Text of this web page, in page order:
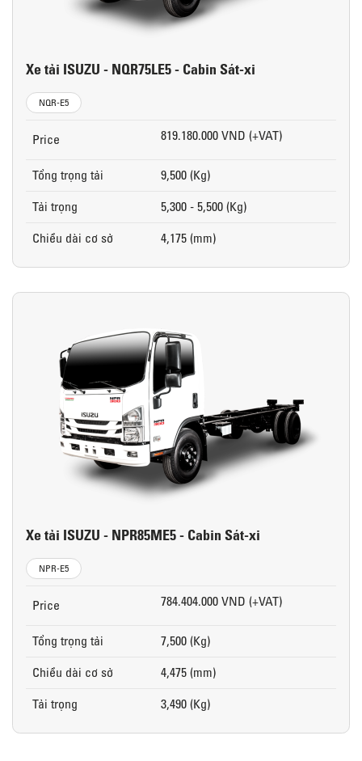
Xe tải ISUZU - NQR75LE5 - Cabin Sát-xi
NQR-E5
Price 819.180.000 VND (+VAT)
Tổng trọng tải
9,500 (Kg)
Tải trọng
5,300 - 5,500 (Kg)
Chiều dài cơ sở
4,175 (mm)
Xe tải ISUZU - NPR85ME5 - Cabin Sát-xi
NPR-E5
Price 784.404.000 VND (+VAT)
Tổng trọng tải
7,500 (Kg)
Chiều dài cơ sở
4,475 (mm)
Tải trọng
3,490 (Kg)